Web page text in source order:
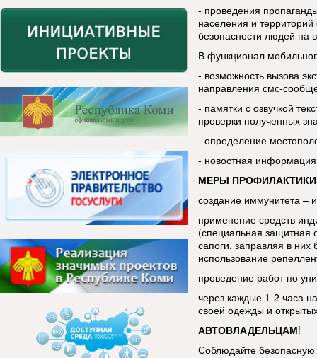
- проведения
населения и
безопасности людей на
В функционал
- возможность вызова
направления смс-
- памятки с озвучкой
проверки полученных
- определение
- новостная
МЕРЫ
создание иммунитета –
применение средств
(специальная защитная
сапоги, заправляя в
использование
проведение работ по
через каждые 1-2 часа
своей одежды и
АВТОВЛАДЕЛЬЦАМ!
Соблюдайте